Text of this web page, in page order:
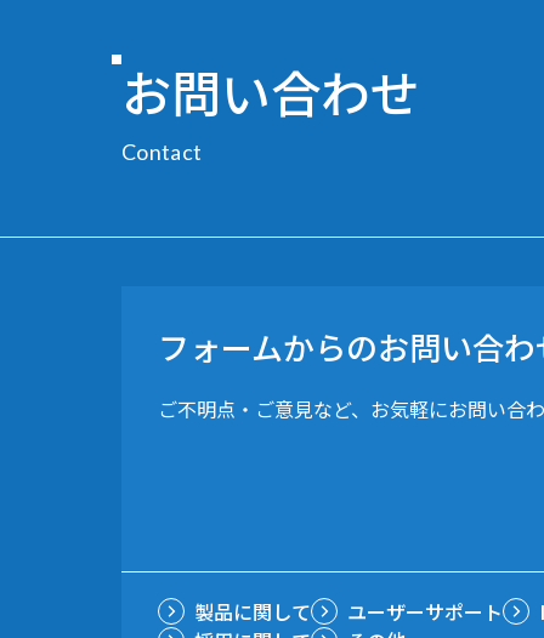
お問い合わせ
Contact
フォームからのお問い合
ご不明点・ご意見など、お気軽にお問い合
製品に関して ユーザーサポート